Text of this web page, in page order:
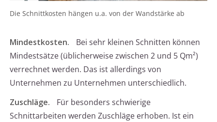
Die Schnittkosten hängen u.a. von der Wandstärke ab
Mindestkosten.
Bei sehr kleinen Schnitten können
Mindestsätze (üblicherweise zwischen 2 und 5 Qm²)
verrechnet werden. Das ist allerdings von
Unternehmen zu Unternehmen unterschiedlich.
Zuschläge.
Für besonders schwierige
Schnittarbeiten werden Zuschläge erhoben. Ist ein